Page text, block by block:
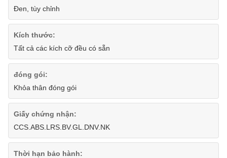
Đen, tùy chỉnh
Kích thước:
Tất cả các kích cỡ đều có sẵn
đóng gói:
Khỏa thân đóng gói
Giấy chứng nhận:
CCS.ABS.LRS.BV.GL.DNV.NK
Thời hạn bảo hành: